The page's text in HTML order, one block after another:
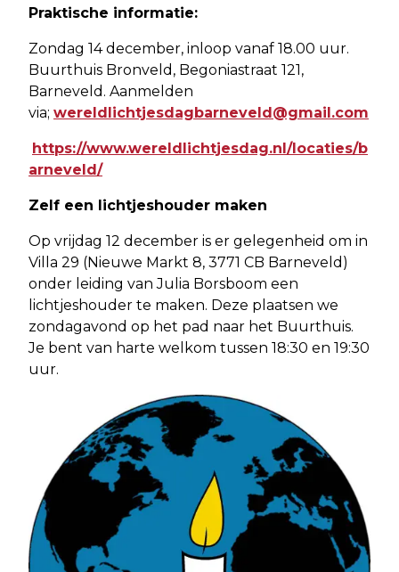
Praktische informatie:
Zondag 14 december, inloop vanaf 18.00 uur.
Buurthuis Bronveld, Begoniastraat 121,
Barneveld. Aanmelden
via; wereldlichtjesdagbarneveld@gmail.com
https://www.wereldlichtjesdag.nl/locaties/b
arneveld/
Zelf een lichtjeshouder maken
Op vrijdag 12 december is er gelegenheid om in
Villa 29 (Nieuwe Markt 8, 3771 CB Barneveld)
onder leiding van Julia Borsboom een
lichtjeshouder te maken. Deze plaatsen we
zondagavond op het pad naar het Buurthuis.
Je bent van harte welkom tussen 18:30 en 19:30
uur.